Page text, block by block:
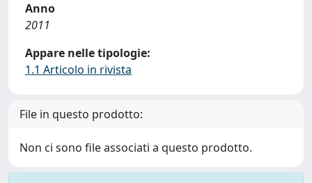
Anno
2011
Appare nelle tipologie:
1.1 Articolo in rivista
File in questo prodotto:
Non ci sono file associati a questo prodotto.